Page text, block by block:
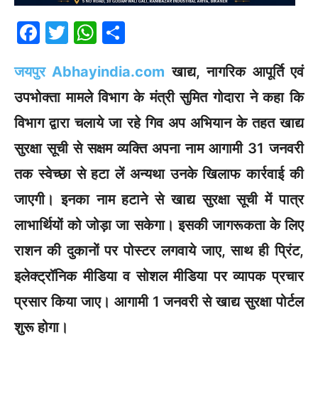
F
c
e
b
o
o
k
T
itt
er
W
at
s
A
p
p
ar
e
जयपुर Abhayindia.comखाद्य, नागरिक आपूर्ति एवं
उपभोक्ता मामले विभाग के मंत्री सुमित गोदारा ने कहा कि
विभाग द्वारा चलाये जा रहे गिव अप अभियान के तहत खाद्य
सुरक्षा सूची से सक्षम व्यक्ति अपना नाम आगामी 31 जनवरी
तक स्वेच्छा से हटा लें अन्यथा उनके खिलाफ कार्रवाई की
जाएगी। इनका नाम हटाने से खाद्य सुरक्षा सूची में पात्र
लाभार्थियों को जोड़ा जा सकेगा। इसकी जागरूकता के लिए
राशन की दुकानों पर पोस्टर लगवाये जाए, साथ ही प्रिंट,
इलेक्ट्रॉनिक मीडिया व सोशल मीडिया पर व्यापक प्रचार
प्रसार किया जाए। आगामी 1 जनवरी से खाद्य सुरक्षा पोर्टल
शुरू होगा।